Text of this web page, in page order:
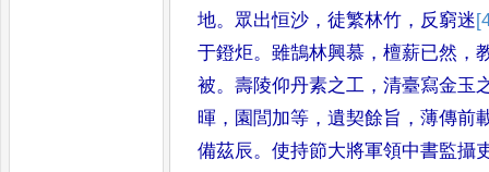
地。 眾出恒沙 ，徒繁林竹 ， 反窮迷
于鐙炬。雖鵠林興慕 ，檀薪已然 ，
被。壽陵仰丹素之工 ，清臺寫金玉
暉 ， 園閭加等 ，遺契餘旨 ，薄傳前
備茲辰。使持節大將軍領中書監攝